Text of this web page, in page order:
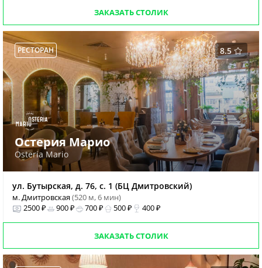
ЗАКАЗАТЬ СТОЛИК
8.5
РЕСТОРАН
Остерия Марио
Osteria Mario
ул. Бутырская, д. 76, с. 1 (БЦ Дмитровский)
м. Дмитровская(520 м, 6 мин)
2500 ₽
900 ₽ 700 ₽ 500 ₽ 400 ₽
ЗАКАЗАТЬ СТОЛИК